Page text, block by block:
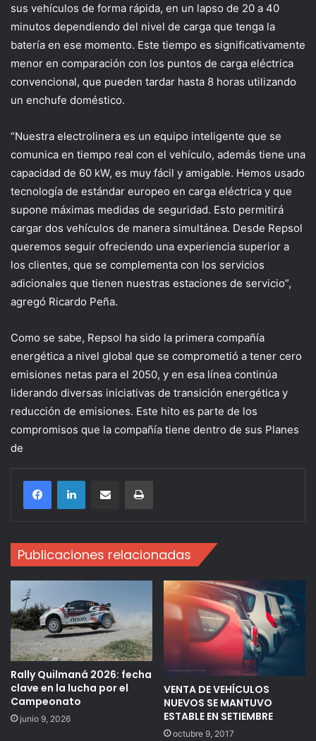
sus vehículos de forma rápida, en un lapso de 20 a 40
minutos dependiendo del nivel de carga que tenga la
batería en ese momento. Este tiempo es significativamente
menor en comparación con los puntos de carga eléctrica
convencional, que pueden tardar hasta 8 horas utilizando
un enchufe doméstico.
“Nuestra electrolinera es un equipo inteligente que se
comunica en tiempo real con el vehículo, además tiene una
capacidad de 60 kW, es muy fácil y amigable. Hemos usado
tecnología de estándar europeo en carga eléctrica y que
supone máximas medidas de seguridad. Esto permitirá
cargar dos vehículos de manera simultánea. Desde Repsol
queremos seguir ofreciendo una experiencia superior a
los clientes, que se complementa con los servicios
adicionales que tienen nuestras estaciones de servicio”,
agregó Ricardo Peña.
Como se sabe, Repsol ha sido la primera compañía
energética a nivel global que se comprometió a tener cero
emisiones netas para el 2050, y en esa línea continúa
liderando diversas iniciativas de transición energética y
reducción de emisiones. Este hito es parte de los
compromisos que la compañía tiene dentro de sus Planes
de
Compartir por correo electrónicoImprimir
Publicaciones relacionadas
Rally Quilmaná 2026: fecha
clave en la lucha por el
Campeonato
junio 9, 2026
VENTA DE VEHÍCULOS
NUEVOS SE MANTUVO
ESTABLE EN SETIEMBRE
octubre 9, 2017